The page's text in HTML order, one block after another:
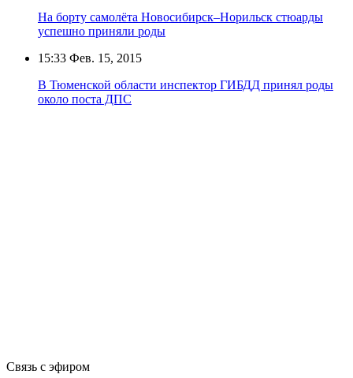
На борту самолёта Новосибирск–Норильск стюарды
успешно приняли роды
15:33 Фев. 15, 2015
В Тюменской области инспектор ГИБДД принял роды
около поста ДПС
Связь с эфиром